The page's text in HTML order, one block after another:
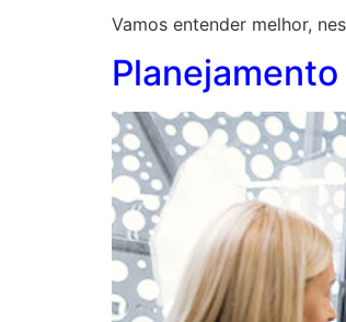
Vamos entender melhor,